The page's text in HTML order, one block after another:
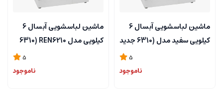
ماشین لباسشویی آبسال 6
کیلویی سفید مدل (6310 جدید
5
ناموجود
ماشین لباسشویی آبسال 6
کیلویی مدل REN6210 (6310
5
ناموجود